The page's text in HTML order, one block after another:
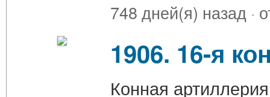
748 дней(я) назад ·
1906. 16-я
Конная